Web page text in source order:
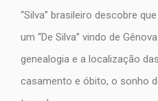
“Silva” brasileiro descobre
um “De Silva” vindo de
genealogia e a localização
casamento e óbito, o sonho